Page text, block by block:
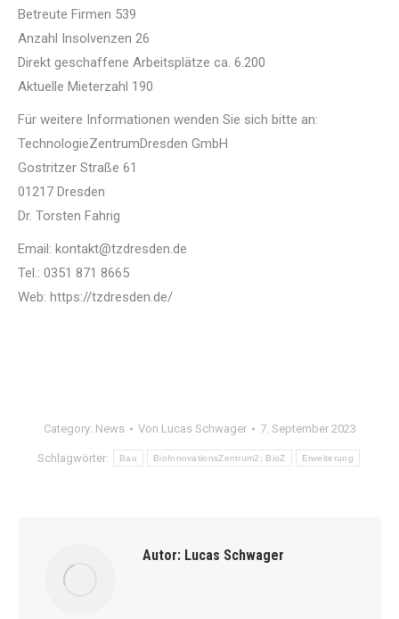
Betreute Firmen 539
Anzahl Insolvenzen 26
Direkt geschaffene Arbeitsplätze ca. 6.200
Aktuelle Mieterzahl 190
Für weitere Informationen wenden Sie sich bitte an:
TechnologieZentrumDresden GmbH
Gostritzer Straße 61
01217 Dresden
Dr. Torsten Fahrig
Email: kontakt@tzdresden.de
Tel.: 0351 871 8665
Web: https://tzdresden.de/
Category: News Von Lucas Schwager 7. September 2023
Schlagwörter: Bau BioInnovationsZentrum2; BioZ Erweiterung
Autor: Lucas Schwager